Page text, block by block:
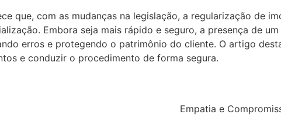
que, com as mudanças na legislação, a regularização de
Embora seja mais rápido e seguro, a presença de
erros e protegendo o patrimônio do cliente. O artigo
e conduzir o procedimento de forma segura.
Empatia e